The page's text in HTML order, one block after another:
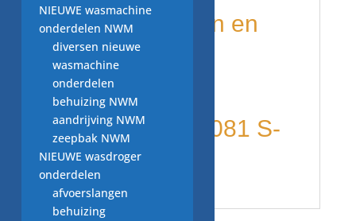
diverse merken en
modellen o.a
AEG Favorit 6081 S-
nr. 83911732
NIEUWE wasmachine
onderdelen NWM
diversen nieuwe
wasmachine
onderdelen
behuizing NWM
aandrijving NWM
zeepbak NWM
NIEUWE wasdroger
onderdelen
afvoerslangen
behuizing